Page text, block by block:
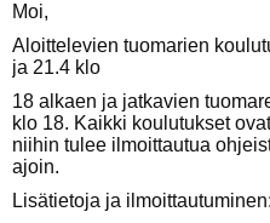
Moi,
Aloittelevien tuomarien
ja 21.4 klo
18 alkaen ja jatkavien
klo 18. Kaikki koulutukset
niihin tulee ilmoittautua
ajoin.
Lisätietoja ja ilmoittautuminen: